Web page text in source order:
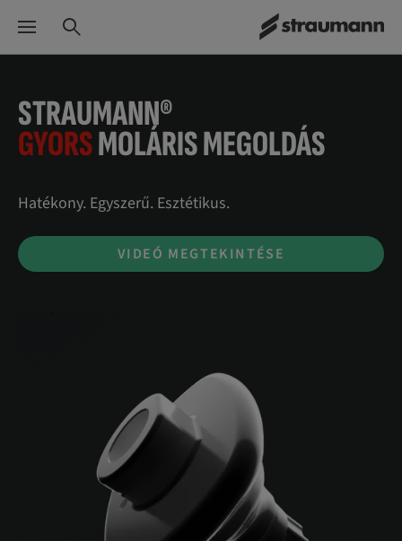
STRAUMANN®
GYORSMOLÁRIS MEGOLDÁS
Hatékony. Egyszerű. Esztétikus.
VIDEÓ MEGTEKINTÉSE